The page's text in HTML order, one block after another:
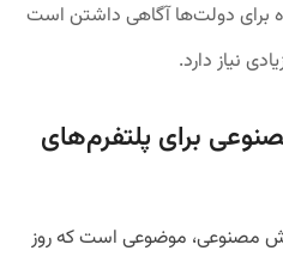
برای دولت‌ها آگاهی داشتن است
نیاز دارد.
برای پلتفرم‌های
مصنوعی، موضوعی است که روز